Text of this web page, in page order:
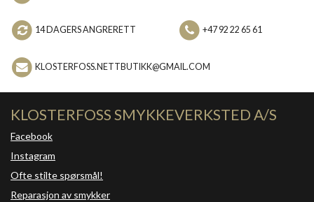
14 DAGERS ANGRERETT +47 92 22 65 61
KLOSTERFOSS.NETTBUTIKK@GMAIL.COM
KLOSTERFOSS SMYKKEVERKSTED A/S
Facebook
Instagram
Ofte stilte spørsmål!
Reparasjon av smykker